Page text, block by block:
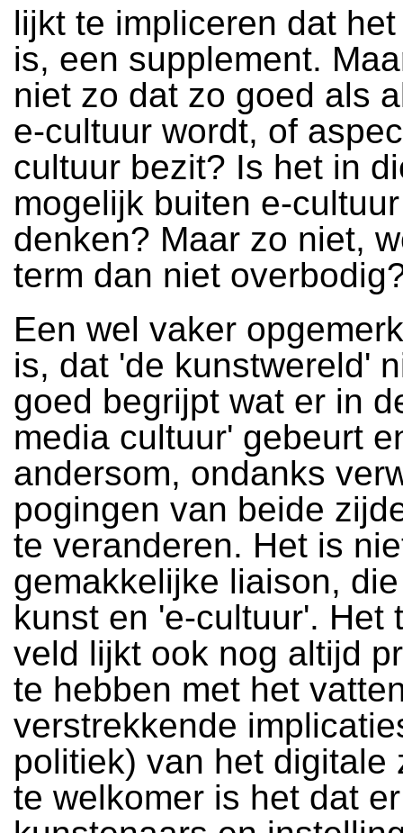
lijkt te impliceren dat
is, een supplement.
niet zo dat zo goed als
e-cultuur wordt, of
cultuur bezit? Is het in
mogelijk buiten e-
denken? Maar zo niet,
term dan niet
Een wel vaker
is, dat 'de kunstwereld'
goed begrijpt wat er in
media cultuur' gebeurt
andersom, ondanks
pogingen van beide
te veranderen. Het is
gemakkelijke liaison,
kunst en 'e-cultuur'. Het
veld lijkt ook nog altijd
te hebben met het
verstrekkende
politiek) van het digitale
te welkomer is het dat